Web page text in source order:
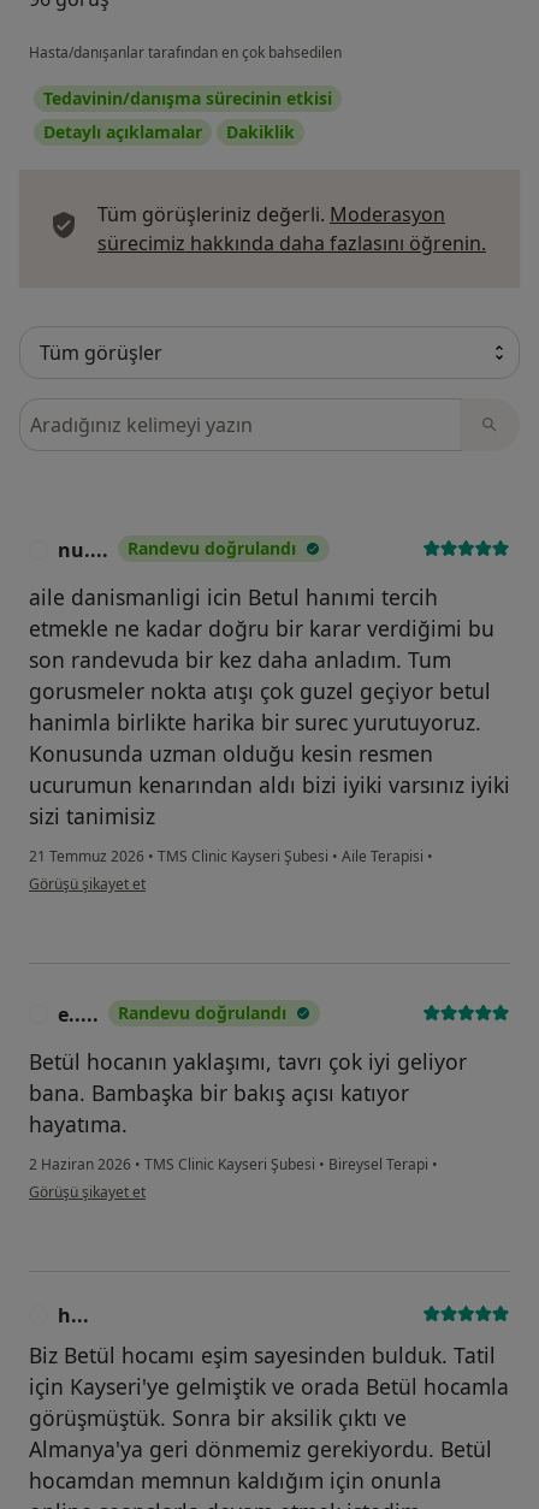
Hasta/danışanlar tarafından en çok bahsedilen
Tedavinin/danışma sürecinin etkisi
Detaylı açıklamalar
Dakiklik
Tüm görüşleriniz değerli. Moderasyon
sürecimiz hakkında daha fazlasını öğrenin.
Görüşler içerisinde ara
nu.... Randevu doğrulandı
aile danismanligi icin Betul hanımi tercih
etmekle ne kadar doğru bir karar verdiğimi bu
son randevuda bir kez daha anladım. Tum
gorusmeler nokta atışı çok guzel geçiyor betul
hanimla birlikte harika bir surec yurutuyoruz.
Konusunda uzman olduğu kesin resmen
ucurumun kenarından aldı bizi iyiki varsınız iyiki
sizi tanimisiz
21 Temmuz 2026 • TMS Clinic Kayseri Şubesi • Aile Terapisi •
kullanıcının görüşüne göre nu....
Görüşü şikayet et
e..... Randevu doğrulandı
Betül hocanın yaklaşımı, tavrı çok iyi geliyor
bana. Bambaşka bir bakış açısı katıyor
hayatıma.
2 Haziran 2026 • TMS Clinic Kayseri Şubesi • Bireysel Terapi •
kullanıcının görüşüne göre e.....
Görüşü şikayet et
h...
Biz Betül hocamı eşim sayesinden bulduk. Tatil
için Kayseri'ye gelmiştik ve orada Betül hocamla
görüşmüştük. Sonra bir aksilik çıktı ve
Almanya'ya geri dönmemiz gerekiyordu. Betül
hocamdan memnun kaldığım için onunla